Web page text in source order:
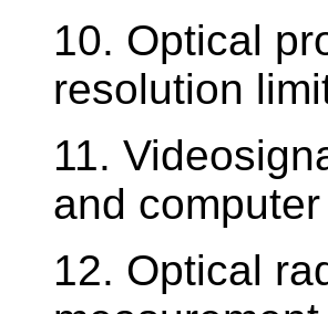
10. Optical
resolution
11.
and
12. Optical